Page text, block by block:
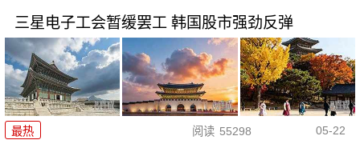
三星电子工会暂缓罢工 韩国股市强劲反弹
最热 阅读 55298 05-22